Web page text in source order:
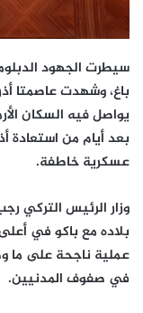
سيطرت الجهود
باغ، وشهدت عاصمتا
يواصل فيه السكان
بعد أيام من استعادة
عسكرية خاطفة.
وزار الرئيس التركي
بلاده مع باكو في
عملية ناجحة على ما
في صفوف المدنيين.